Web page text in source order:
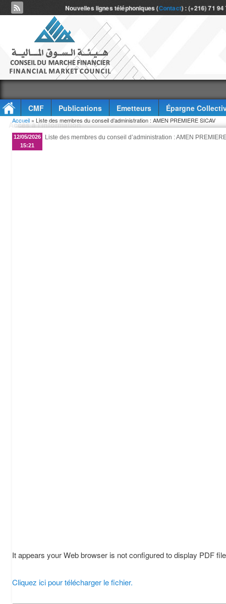
Nouvelles lignes téléphoniques (Contact) : (+216) 71
CMF Publications Emetteurs
Épargne
Accès à l'information
Vous êtes ici
Accueil » Liste des membres du conseil d’administration : AMEN PREMIERE SICAV
12/05/2026
15:21
Liste des membres du conseil d’administration : AMEN
It appears your Web browser is not configured to display PDF
Cliquez ici pour télécharger le fichier.